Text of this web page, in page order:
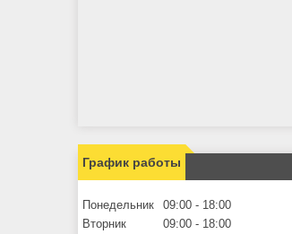
График работы
Понедельник 09:00
18:00
Вторник
09:00
18:00